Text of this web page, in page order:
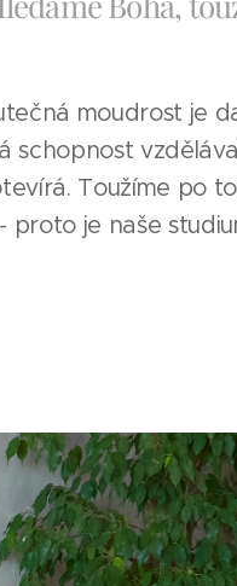
moudrost je
schopnost
Toužíme po
proto je naše